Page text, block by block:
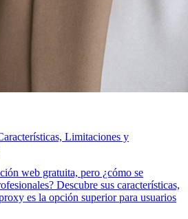
Limitaciones y
web gratuita, pero ¿cómo se
Descubre sus características,
es la opción superior para usuarios